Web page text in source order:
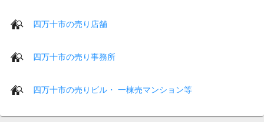
四万十市の売り店舗
四万十市の売り事務所
四万十市の売りビル・ 一棟売マンション等